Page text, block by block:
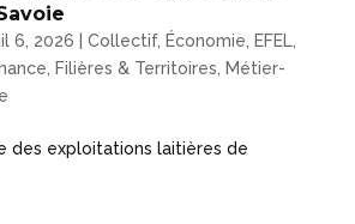
6, 2026 Collectif, Économie EFEL
Filières & Territoires
Métier-
des exploitations laitières de